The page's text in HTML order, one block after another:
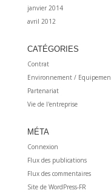
janvier 2014
avril 2012
CATÉGORIES
Contrat
Environnement /
Partenariat
Vie de l'entreprise
MÉTA
Connexion
Flux des publications
Flux des commentaires
Site de WordPress-FR